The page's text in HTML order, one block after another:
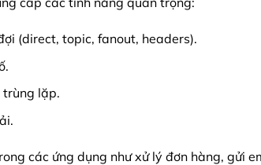
(direct, topic, fanout, headers).
lặp.
các ứng dụng như xử lý đơn hàng, gửi